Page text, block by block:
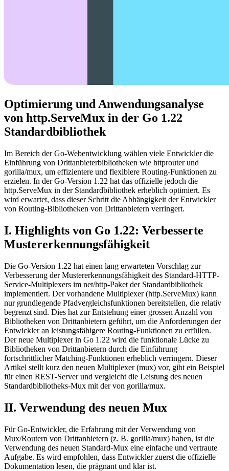
Optimierung und Anwendungsanalyse
von http.ServeMux in der Go 1.22
Standardbibliothek
Im Bereich der Go-Webentwicklung wählen viele Entwickler die
Einführung von Drittanbieterbibliotheken wie httprouter und
gorilla/mux, um effizientere und flexiblere Routing-Funktionen zu
erzielen. In der Go-Version 1.22 hat das offizielle jedoch die
http.ServeMux in der Standardbibliothek erheblich optimiert. Es
wird erwartet, dass dieser Schritt die Abhängigkeit der Entwickler
von Routing-Bibliotheken von Drittanbietern verringert.
I. Highlights von Go 1.22: Verbesserte
Mustererkennungsfähigkeit
Die Go-Version 1.22 hat einen lang erwarteten Vorschlag zur
Verbesserung der Mustererkennungsfähigkeit des Standard-HTTP-
Service-Multiplexers im net/http-Paket der Standardbibliothek
implementiert. Der vorhandene Multiplexer (http.ServeMux) kann
nur grundlegende Pfadvergleichsfunktionen bereitstellen, die relativ
begrenzt sind. Dies hat zur Entstehung einer grossen Anzahl von
Bibliotheken von Drittanbietern geführt, um die Anforderungen der
Entwickler an leistungsfähigere Routing-Funktionen zu erfüllen.
Der neue Multiplexer in Go 1.22 wird die funktionale Lücke zu
Bibliotheken von Drittanbietern durch die Einführung
fortschrittlicher Matching-Funktionen erheblich verringern. Dieser
Artikel stellt kurz den neuen Multiplexer (mux) vor, gibt ein Beispiel
für einen REST-Server und vergleicht die Leistung des neuen
Standardbibliotheks-Mux mit der von gorilla/mux.
II. Verwendung des neuen Mux
Für Go-Entwickler, die Erfahrung mit der Verwendung von
Mux/Routern von Drittanbietern (z. B. gorilla/mux) haben, ist die
Verwendung des neuen Standard-Mux eine einfache und vertraute
Aufgabe. Es wird empfohlen, dass Entwickler zuerst die offizielle
Dokumentation lesen, die prägnant und klar ist.